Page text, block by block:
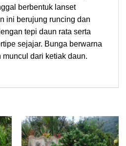
berbentuk lanset
ini berujung runcing dan
tepi daun rata serta
sejajar. Bunga berwarna
muncul dari ketiak daun.